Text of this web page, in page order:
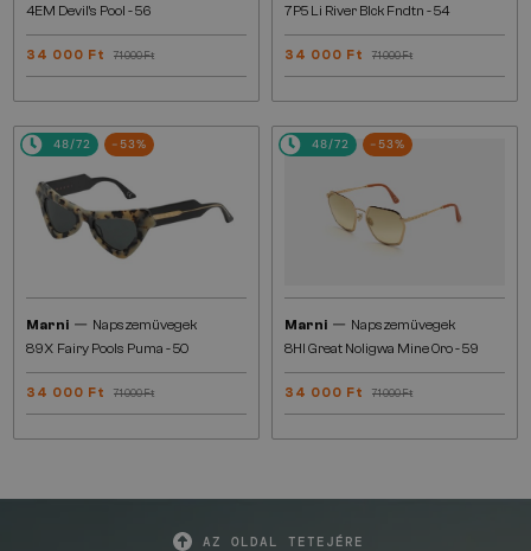
4EM Devil's Pool - 56
34 000 Ft 71 000 Ft
7P5 Li River Blck Fndtn - 54
34 000 Ft 71 000 Ft
48/72 -53%
Marni — Napszemüvegek
89X Fairy Pools Puma - 50
34 000 Ft 71 000 Ft
48/72 -53%
Marni — Napszemüvegek
8HI Great Noligwa Mine Oro - 59
34 000 Ft 71 000 Ft
AZ OLDAL TETEJÉRE